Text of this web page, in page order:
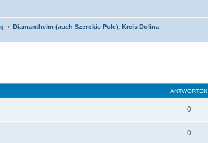
Diamantheim (auch Szerokie Pole), Kreis Dolina
ANTWORTEN
0
0